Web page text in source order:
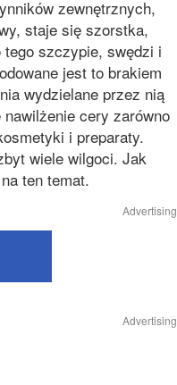
zewnętrznych,
staje się szorstka,
szczypie, swędzi i
jest to brakiem
wydzielane przez nią
cery zarówno
i preparaty.
wiele wilgoci. Jak
ten temat.
Advertising
Advertising